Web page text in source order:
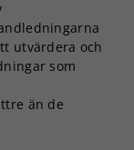
utvärdera och
som
än de